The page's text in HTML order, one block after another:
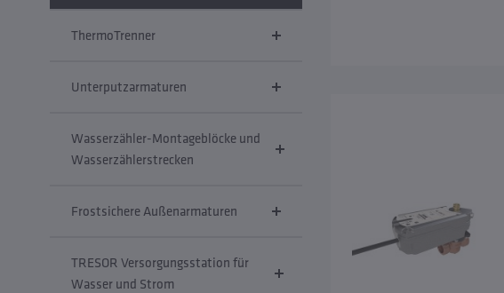
ThermoTrenner
Unterputzarmaturen
Wasserzähler-Montageblöcke und
Wasserzählerstrecken
Frostsichere Außenarmaturen
TRESOR Versorgungsstation für
Wasser und Strom